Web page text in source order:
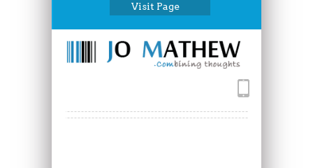
Visit Page